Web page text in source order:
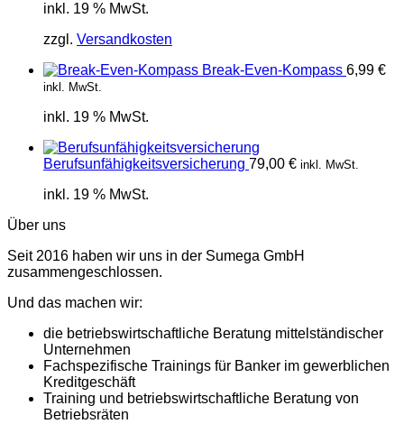
inkl. 19 % MwSt.
zzgl. Versandkosten
Break-Even-Kompass 6,99 €
inkl. MwSt.
inkl. 19 % MwSt.
Berufsunfähigkeitsversicherung 79,00 € inkl. MwSt.
inkl. 19 % MwSt.
Über uns
Seit 2016 haben wir uns in der Sumega GmbH
zusammengeschlossen.
Und das machen wir:
die betriebswirtschaftliche Beratung mittelständischer
Unternehmen
Fachspezifische Trainings für Banker im gewerblichen
Kreditgeschäft
Training und betriebswirtschaftliche Beratung von
Betriebsräten